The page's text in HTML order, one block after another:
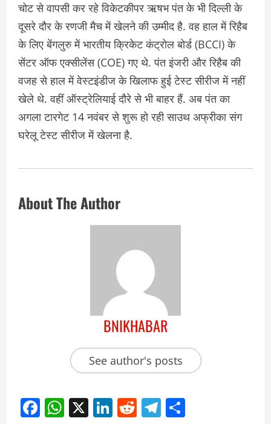
चोट से वापसी कर रहे विकेटकीपर ऋषभ पंत के भी दिल्ली के
दूसरे दौर के रणजी मैच में खेलने की उम्मीद है. वह हाल में र‍िहैब
के लिए बेंगलुरु में भारतीय क्रिकेट कंट्रोल बोर्ड (BCCI) के
सेंटर ऑफ एक्सीलेंस (COE) गए थे. पंत इंजरी और रिहैब की
वजह से हाल में वेस्टइंडीज के ख‍िलाफ हुई टेस्ट सीरीज में नहीं
खेले थे. वहीं ऑस्ट्रेल‍ियाई दौरे से भी बाहर हैं. अब पंत का
अगला टारगेट 14 नवंबर से शुरू हो रही साउथ अफ्रीका संग
घरेलू टेस्ट सीरीज में खेलना है.
About The Author
BNIKHABAR
See author's posts
Facebook
WhatsApp
X LinkedIn
RedditTelegram